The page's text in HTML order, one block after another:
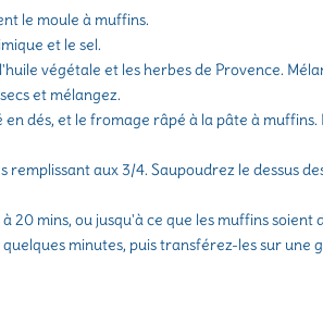
le moule à muffins.
et le sel.
végétale et les herbes de Provence.
et mélangez.
dés, et le fromage râpé à la pâte à
remplissant aux 3/4. Saupoudrez le dessus
mins, ou jusqu'à ce que les muffins soient
minutes, puis transférez-les sur une